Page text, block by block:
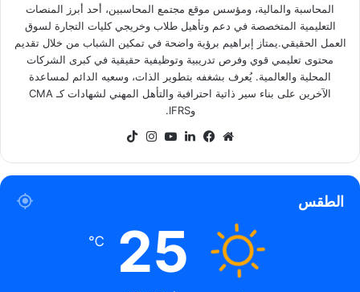
المحاسبة والمالية، ومؤسس موقع مجتمع المحاسبين، أحد أبرز المنصات
التعليمية المتخصصة في دعم وتأهيل طلاب وخريجي كليات التجارة لسوق
العمل الحقيقي.يمتاز إبراهيم برؤية واضحة في تمكين الشباب من خلال تقديم
محتوى تعليمي قوي وفرص تدريبية وتوظيفية حقيقية في كبرى الشركات
المحلية والعالمية. يُعرف بشغفه بتطوير الذات، وسعيه الدائم لمساعدة
الآخرين على بناء سير ذاتية احترافية والتأهل المهني لشهادات كـ CMA
وIFRS.
موقعفيسبوكلينكدإن‫YouTube
انستقرام
الطقس
25
℃